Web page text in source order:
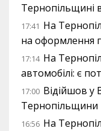
Тернопільщині
17:41 На
на оформлення
17:14 На
автомобілі: є
17:00 Відійшов у
16:56 На